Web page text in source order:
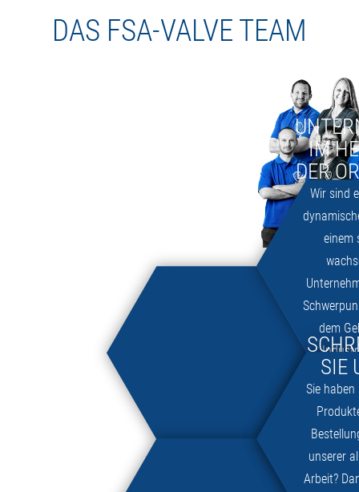
DAS FSA-VALVE TEAM
IM
DER
Wir sind
einem
dem
dem
sparsame
SIE
Sie
unserer
Arbeit?